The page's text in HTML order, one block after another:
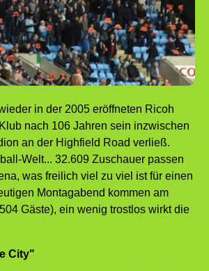
in der 2005 eröffneten Ricoh
nach 106 Jahren sein inzwischen
an der Highfield Road verließ.
Welt... 32.609 Zuschauer passen
was freilich viel zu viel ist für einen
Montagabend kommen am
Gäste), ein wenig trostlos wirkt die
City"